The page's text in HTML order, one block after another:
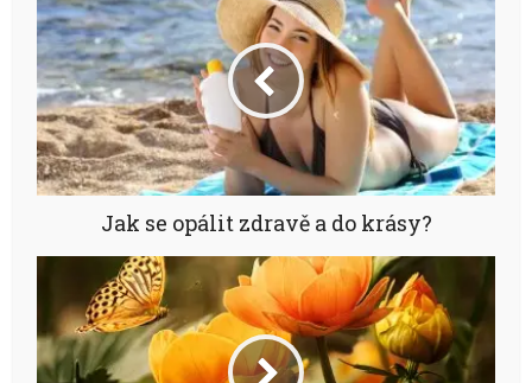
Jak se opálit zdravě a do krásy?